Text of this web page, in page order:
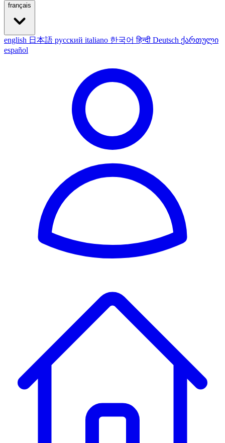
français
english 日本語 русский italiano 한국어हिन्दी Deutsch ქართული
español